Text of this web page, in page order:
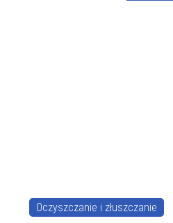
Oczyszczanie i złuszczanie